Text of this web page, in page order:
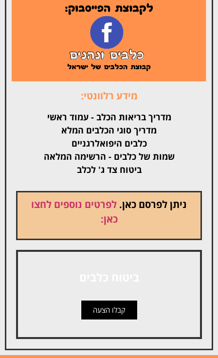
מידע רלוונטי:
מדריך בריאות הכלב - עמוד ראשי
מדריך סוגי הכלבים המלא
כלבים היפואלרגניים
שמות של כלבים - הרשימה המלאה
ביטוח צד ג' לכלב
ניתן לפרסם כאן. לפרטים נוספים לחצו
כאן:
קבלו הצעה